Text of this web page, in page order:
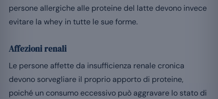
persone allergiche alle proteine del latte devono invece
evitare la whey in tutte le sue forme.
Affezioni renali
Le persone affette da insufficienza renale cronica
devono sorvegliare il proprio apporto di proteine,
poiché un consumo eccessivo può aggravare lo stato di